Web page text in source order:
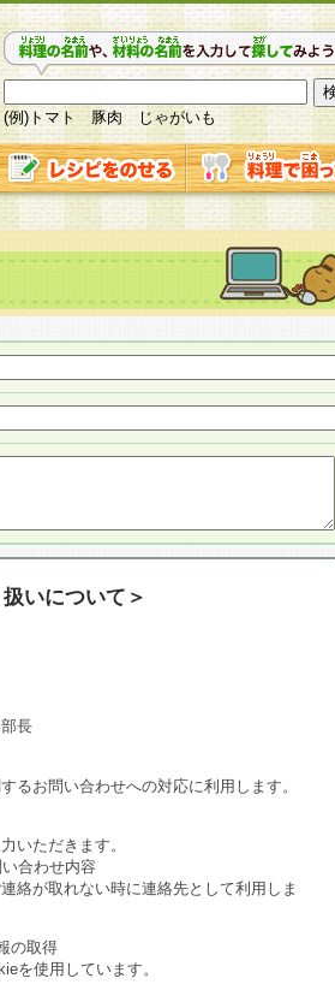
(例)トマト 豚肉 じゃがいも
いについて＞
長
るお問い合わせへの対応に利用します。
いただきます。
合わせ内容
絡が取れない時に連絡先として利用しま
の取得
を使用しています。